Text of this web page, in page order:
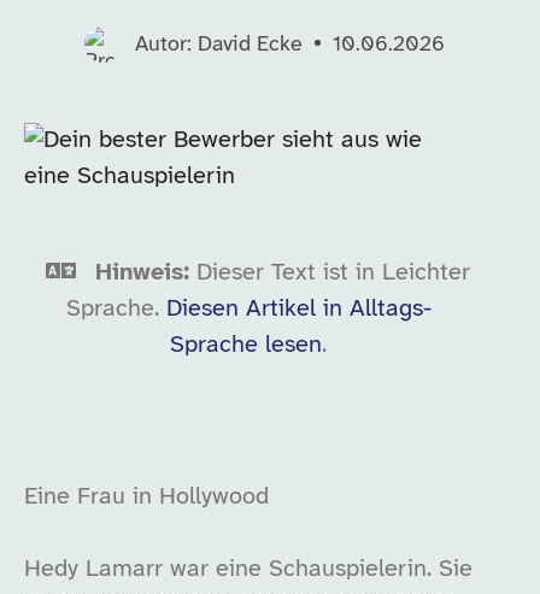
Autor: David Ecke 10.06.2026
Hinweis: Dieser Text ist in Leichter
Sprache. Diesen Artikel in Alltags-
Sprache lesen.
Eine Frau in Hollywood
Hedy Lamarr war eine Schauspielerin. Sie